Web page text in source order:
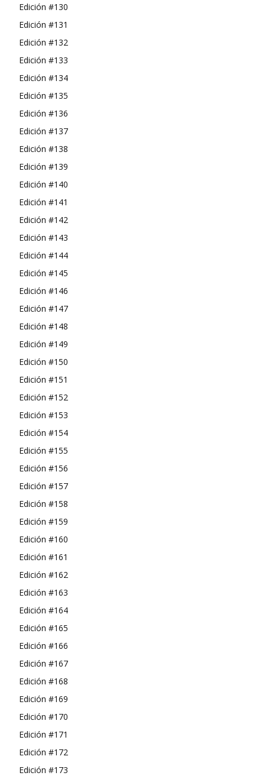
Edición #130
Edición #131
Edición #132
Edición #133
Edición #134
Edición #135
Edición #136
Edición #137
Edición #138
Edición #139
Edición #140
Edición #141
Edición #142
Edición #143
Edición #144
Edición #145
Edición #146
Edición #147
Edición #148
Edición #149
Edición #150
Edición #151
Edición #152
Edición #153
Edición #154
Edición #155
Edición #156
Edición #157
Edición #158
Edición #159
Edición #160
Edición #161
Edición #162
Edición #163
Edición #164
Edición #165
Edición #166
Edición #167
Edición #168
Edición #169
Edición #170
Edición #171
Edición #172
Edición #173